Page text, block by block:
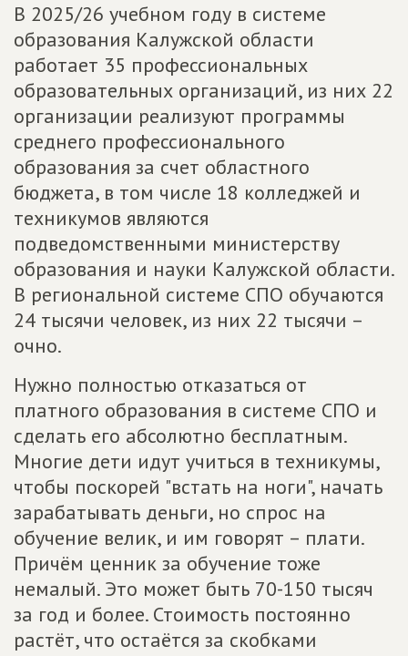
В 2025/26 учебном году в системе
образования Калужской области
работает 35 профессиональных
образовательных организаций, из них 22
организации реализуют программы
среднего профессионального
образования за счет областного
бюджета, в том числе 18 колледжей и
техникумов являются
подведомственными министерству
образования и науки Калужской области.
В региональной системе СПО обучаются
24 тысячи человек, из них 22 тысячи –
очно.
Нужно полностью отказаться от
платного образования в системе СПО и
сделать его абсолютно бесплатным.
Многие дети идут учиться в техникумы,
чтобы поскорей "встать на ноги", начать
зарабатывать деньги, но спрос на
обучение велик, и им говорят – плати.
Причём ценник за обучение тоже
немалый. Это может быть 70-150 тысяч
за год и более. Стоимость постоянно
растёт, что остаётся за скобками